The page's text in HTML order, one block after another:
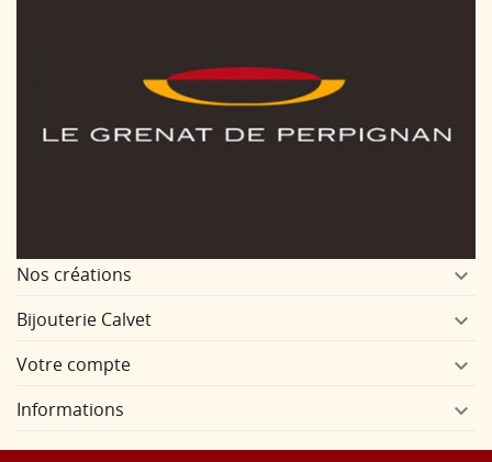
Nos créations 
Bijouterie Calvet 
Votre compte 
Informations 